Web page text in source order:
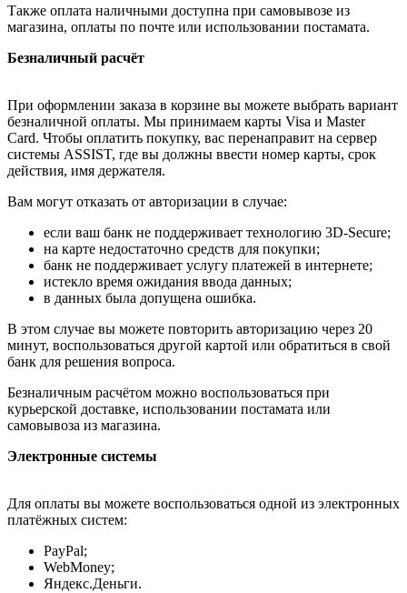
Также оплата наличными доступна при самовывозе из
магазина, оплаты по почте или использовании постамата.
Безналичный расчёт
При оформлении заказа в корзине вы можете выбрать вариант
безналичной оплаты. Мы принимаем карты Visa и Master
Card. Чтобы оплатить покупку, вас перенаправит на сервер
системы ASSIST, где вы должны ввести номер карты, срок
действия, имя держателя.
Вам могут отказать от авторизации в случае:
если ваш банк не поддерживает технологию 3D-Secure;
на карте недостаточно средств для покупки;
банк не поддерживает услугу платежей в интернете;
истекло время ожидания ввода данных;
в данных была допущена ошибка.
В этом случае вы можете повторить авторизацию через 20
минут, воспользоваться другой картой или обратиться в свой
банк для решения вопроса.
Безналичным расчётом можно воспользоваться при
курьерской доставке, использовании постамата или
самовывоза из магазина.
Электронные системы
Для оплаты вы можете воспользоваться одной из электронных
платёжных систем:
PayPal;
WebMoney;
Яндекс.Деньги.